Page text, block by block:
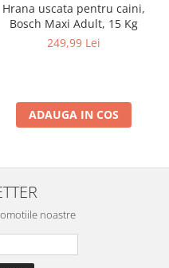
Hrana uscata pentru caini,
Bosch Maxi Adult, 15 Kg
249,99 Lei
ADAUGA IN COS
noastre